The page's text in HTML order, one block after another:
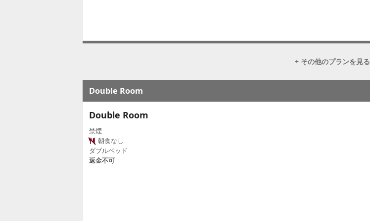
+ その他のプランを見る
Double Room
Double Room
禁煙
朝食なし
ダブルベッド
返金不可